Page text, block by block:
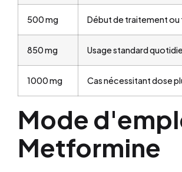
500 mg Début de traitement
850 mg Usage standard
1000 mg Cas nécessitant dose
Mode
Metformine